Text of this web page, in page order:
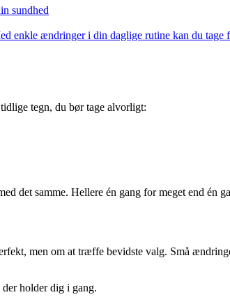
sundhed
enkle ændringer i din daglige rutine kan du
tegn, du bør tage alvorligt:
det samme. Hellere én gang for meget end én
men om at træffe bevidste valg. Små
holder dig i gang.